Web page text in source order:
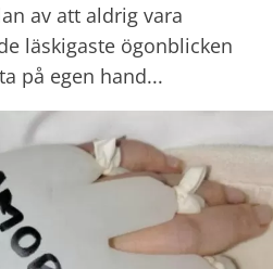
av att aldrig vara
läskigaste ögonblicken
på egen hand...